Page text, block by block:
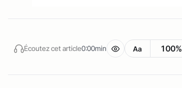
Écoutez cet article0:00min Aa 100%